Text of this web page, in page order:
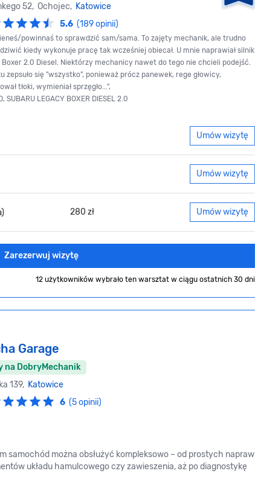
52, Ochojec, Katowice
5.6 (189 opinii)
powinnaś to sprawdzić sam/sama. To zajęty mechanik, ale trudno
kiedy wykonuje pracę tak wcześniej obiecał. U mnie naprawiał silnik
Boxer 2.0 Diesel. Niektórzy mechanicy nawet do tego nie chcieli podejść.
zepsuło się "wszystko", ponieważ prócz panewek, rege głowicy,
tłoki, wymieniał sprzęgło...",
SUBARU LEGACY BOXER DIESEL 2.0
Umów wizytę
Umów wizytę
280 zł Umów wizytę
Zarezerwuj wizytę
12 użytkowników wybrało ten warsztat w ciągu ostatnich 30 dni
Garage
na DobryMechanik
139, Katowice
6 (5 opinii)
samochód można obsłużyć kompleksowo – od prostych napraw
układu hamulcowego czy zawieszenia, aż po diagnostykę